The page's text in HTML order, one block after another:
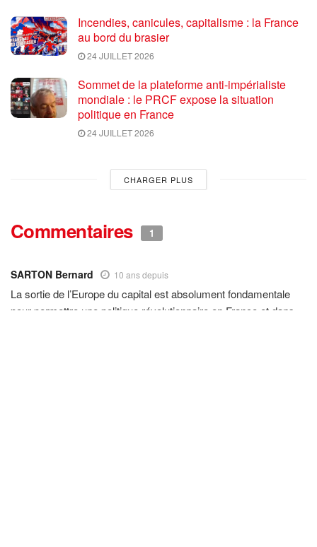
Incendies, canicules, capitalisme : la France
au bord du brasier
24 JUILLET 2026
Sommet de la plateforme anti-impérialiste
mondiale : le PRCF expose la situation
politique en France
24 JUILLET 2026
CHARGER PLUS
Commentaires 1
SARTON Bernard 10 ans depuis
La sortie de l’Europe du capital est absolument fondamentale
pour permettre une politique révolutionnaire en France et dans